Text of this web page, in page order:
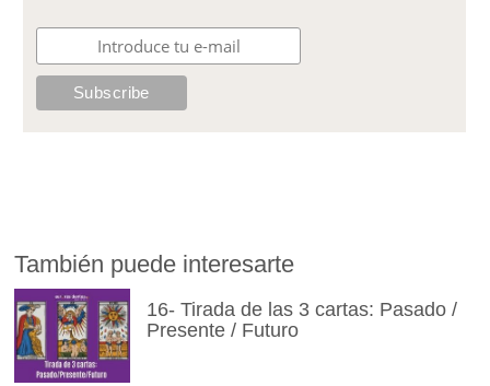
También puede interesarte
16- Tirada de las 3 cartas: Pasado /
Presente / Futuro